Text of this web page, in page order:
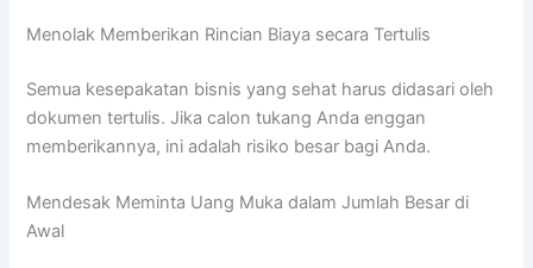
Menolak Memberikan Rincian Biaya secara Tertulis
Semua kesepakatan bisnis yang sehat harus didasari oleh
dokumen tertulis. Jika calon tukang Anda enggan
memberikannya, ini adalah risiko besar bagi Anda.
Mendesak Meminta Uang Muka dalam Jumlah Besar di
Awal